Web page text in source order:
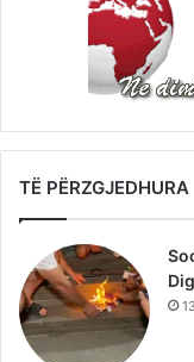
TË PËRZGJEDHURA